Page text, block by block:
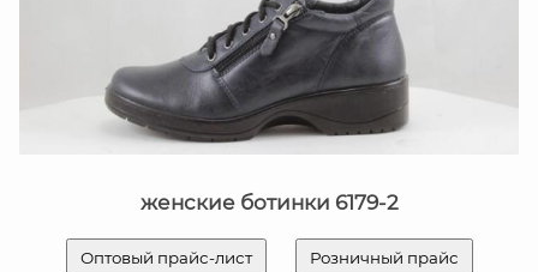
женские ботинки 6179-2
Оптовый прайс-лист Розничный прайс